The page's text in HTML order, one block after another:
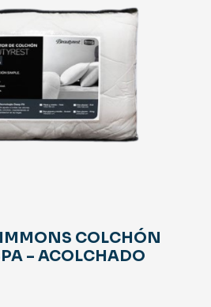
COLCHÓN
– ACOLCHADO